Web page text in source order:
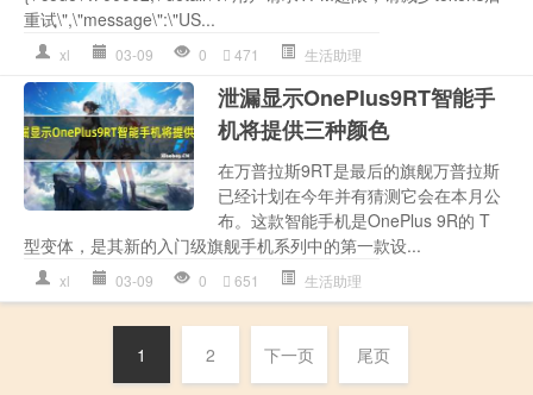
重试\",\"message\":\"US...
xl 03-09 0 471 生活助理
泄漏显示OnePlus9RT智能手
机将提供三种颜色
在万普拉斯9RT是最后的旗舰万普拉斯
已经计划在今年并有猜测它会在本月公
布。这款智能手机是OnePlus 9R的 T
型变体，是其新的入门级旗舰手机系列中的第一款设...
xl 03-09 0 651 生活助理
1 2 下一页 尾页